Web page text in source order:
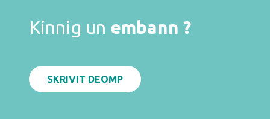
Kinnig un embann ?
SKRIVIT DEOMP